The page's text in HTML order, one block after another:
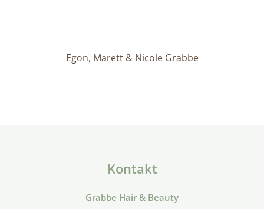
Egon, Marett & Nicole Grabbe
Kontakt
Grabbe Hair & Beauty